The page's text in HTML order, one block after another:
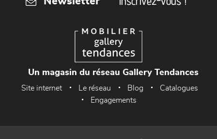
Un magasin du réseau Gallery Tendances
Site internet Le réseau Blog
Catalogues
Engagements